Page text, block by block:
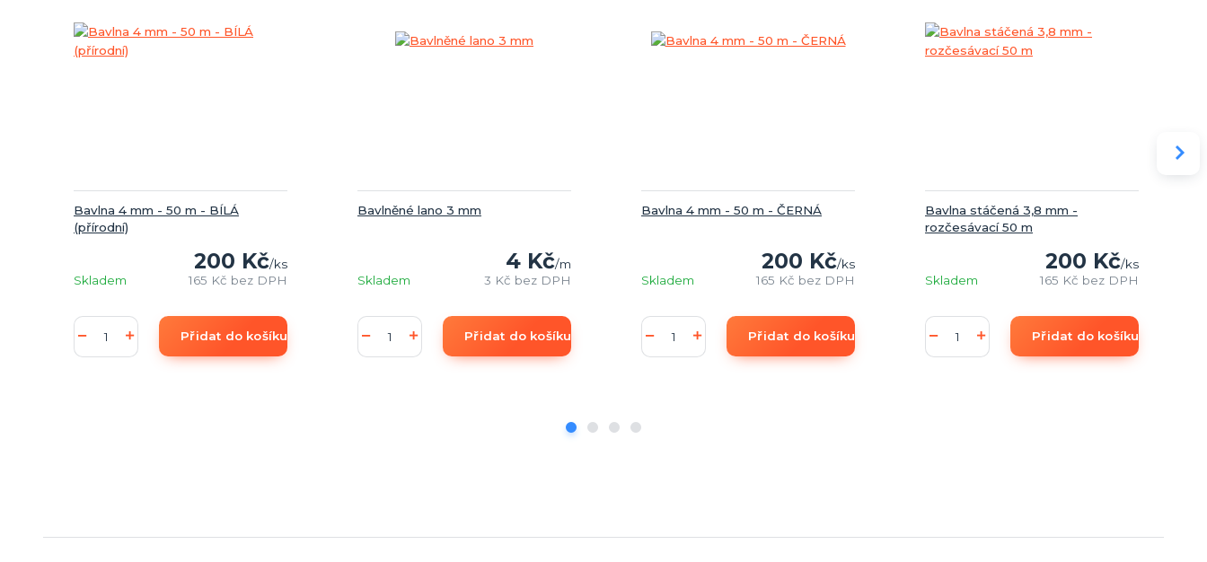
Bavlna 4 mm - 50 m - BÍLÁ
(přírodní)
200 Kč/ks
165 Kč bez DPH
Skladem
Přidat do košíku
Bavlněné lano 3 mm
4 Kč/m
3 Kč bez DPH
Skladem
Přidat do košíku
Bavlna 4 mm - 50 m - ČERNÁ
200 Kč/ks
165 Kč bez DPH
Skladem
Přidat do košíku
Bavlna stáčená 3,8 mm -
rozčesávací 50 m
200 Kč/ks
165 Kč bez DPH
Skladem
Přidat do košíku